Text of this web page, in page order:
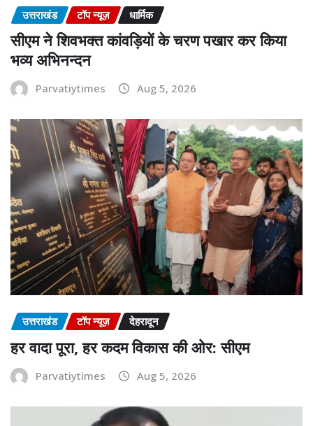
उत्तराखंड टॉप न्यूज़ धार्मिक
सीएम ने शिवभक्त कांवड़ियों के चरण पखार कर किया
भव्य अभिनन्दन
Parvatiytimes Aug 5, 2026
उत्तराखंड टॉप न्यूज़ देहरादून
हर वादा पूरा, हर कदम विकास की ओर: सीएम
Parvatiytimes Aug 5, 2026